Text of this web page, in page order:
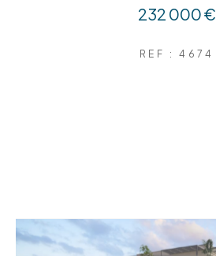
232 000 €
REF : 4674